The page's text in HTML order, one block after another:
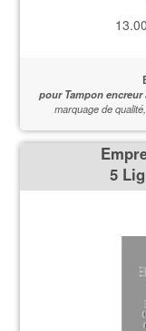
pour Tampon
marquage de qualité,
5